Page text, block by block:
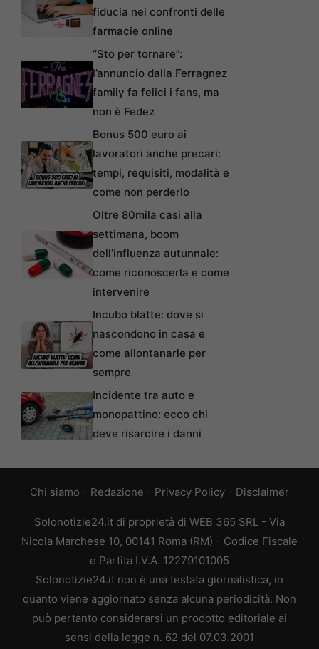
fiducia nei confronti delle
farmacie online
“Sto per tornare”:
l’annuncio dalla Ferragnez
family fa felici i fans, ma
non è Fedez
Bonus 500 euro ai
lavoratori anche precari:
tempi, requisiti, modalità e
come non perderlo
Oltre 80mila casi alla
settimana, boom
dell’influenza autunnale:
come riconoscerla e come
intervenire
Incubo blatte: dove si
nascondono in casa e
come allontanarle per
sempre
Incidente tra auto e
monopattino: ecco chi
deve risarcire i danni
Chi siamo - Redazione - Privacy Policy - Disclaimer
Solonotizie24.it di proprietà di WEB 365 SRL - Via
Nicola Marchese 10, 00141 Roma (RM) - Codice Fiscale
e Partita I.V.A. 12279101005
Solonotizie24.it non è una testata giornalistica, in
quanto viene aggiornato senza alcuna periodicità. Non
può pertanto considerarsi un prodotto editoriale ai
sensi della legge n. 62 del 07.03.2001